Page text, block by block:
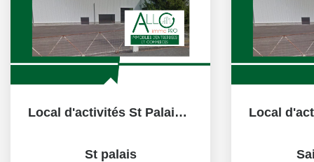
Local d'activités St Palais emplacement n°1 1300m² au sol...
St palais